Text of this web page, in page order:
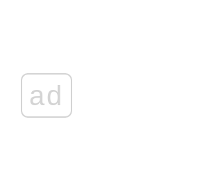
ad